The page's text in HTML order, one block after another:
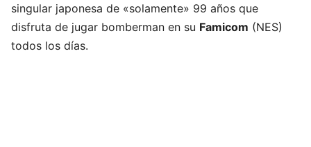
singular japonesa de «solamente» 99 años que
disfruta de jugar bomberman en su Famicom (NES)
todos los días.